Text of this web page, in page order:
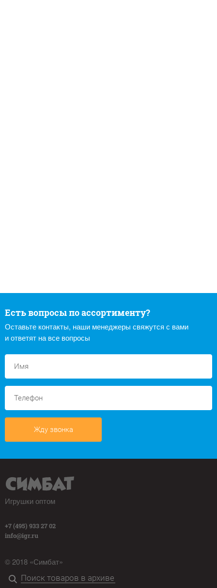
Есть вопросы по ассортименту?
Оставьте контакты, наши менеджеры свяжутся с вами
и ответят на все вопросы
Жду звонка
Игрушки оптом
+7 (495) 933 27 02
info@igr.ru
© 2018 «Симбат»